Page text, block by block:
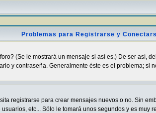
Problemas para Registrarse y
(Se le mostrará un mensaje si así es.) De ser así,
y contraseña. Generalmente éste es el problema;
registrarse para crear mensajes nuevos o no. Sin
etc... Sólo le tomará unos segundos y es muy